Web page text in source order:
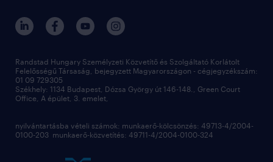
Randstad Hungary Személyzeti Közvetítő és Szolgáltató Korlátolt
Felelősségű Társaság, bejegyzett Magyarországon - cégjegyzékszám:
01 09 729305
Székhely: 1134 Budapest, Dózsa György út 146-148., Green Court
Office, A épület, 3. emelet,
nyilvántartásba vételi számok: munkaerő-kölcsönzés: 49713-4/2004-
0100-203 munkaerő-közvetítés: 49711-4/2004-0100-324